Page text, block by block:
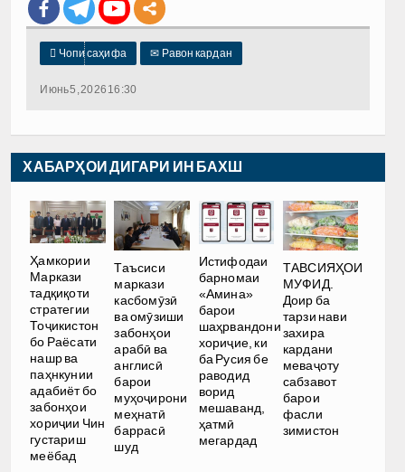
 Чопи саҳифа ✉ Равон кардан
Июнь 5, 2026 16:30
ХАБАРҲОИ ДИГАРИ ИН БАХШ
Ҳамкории
Маркази
тадқиқоти
стратегии
Тоҷикистон
бо Раёсати
нашр ва
паҳнкунии
адабиёт бо
забонҳои
хориҷии Чин
густариш
меёбад
Таъсиси
маркази
касбомӯзӣ
ва омӯзиши
забонҳои
арабӣ ва
англисӣ
барои
муҳоҷирони
меҳнатӣ
баррасӣ
шуд
Истифодаи
барномаи
«Амина»
барои
шаҳрвандони
хориҷие, ки
ба Русия бе
раводид
ворид
мешаванд,
ҳатмӣ
мегардад
ТАВСИЯҲОИ
МУФИД.
Доир ба
тарзи нави
захира
кардани
меваҷоту
сабзавот
барои
фасли
зимистон